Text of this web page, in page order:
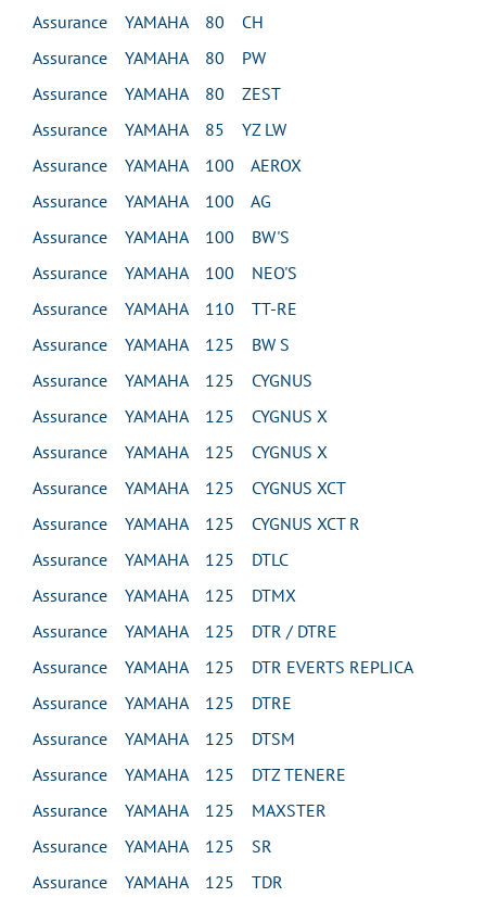
Assurance YAMAHA 80 CH
Assurance YAMAHA 80 PW
Assurance YAMAHA 80 ZEST
Assurance YAMAHA 85 YZ LW
Assurance YAMAHA 100 AEROX
Assurance YAMAHA 100 AG
Assurance YAMAHA 100 BW'S
Assurance YAMAHA 100 NEO'S
Assurance YAMAHA 110 TT-RE
Assurance YAMAHA 125 BW S
Assurance YAMAHA 125 CYGNUS
Assurance YAMAHA 125 CYGNUS X
Assurance YAMAHA 125 CYGNUS X
Assurance YAMAHA 125 CYGNUS XCT
Assurance YAMAHA 125 CYGNUS XCT R
Assurance YAMAHA 125 DTLC
Assurance YAMAHA 125 DTMX
Assurance YAMAHA 125 DTR / DTRE
Assurance YAMAHA 125 DTR EVERTS REPLICA
Assurance YAMAHA 125 DTRE
Assurance YAMAHA 125 DTSM
Assurance YAMAHA 125 DTZ TENERE
Assurance YAMAHA 125 MAXSTER
Assurance YAMAHA 125 SR
Assurance YAMAHA 125 TDR